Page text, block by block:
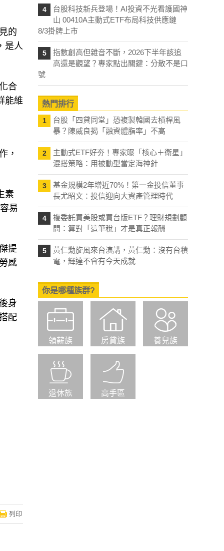
的
是人
合
能維
，
素
易
提
感
身
配
列印
4
台股科技新兵登場！AI投資不光看護國神
山 00410A主動式ETF布局科技供應鏈
8/3掛牌上市
5
指數創高但雜音不斷，2026下半年該追
高還是觀望？專家點出關鍵：分散不是口
號
熱門排行
1
台股「四貸同堂」恐複製韓國去槓桿風
暴？陳威良揭「融資體脂率」不高
2
主動式ETF好夯！專家曝「核心＋衛星」
混搭策略：用被動型當定海神針
3
基金規模2年增近70%！第一金投信董事
長尤昭文：投信迎向大資產管理時代
4
複委託買美股或買台版ETF？理財規劃顧
問：算對「這筆稅」才是真正報酬
5
黃仁勳旋風來台演講，黃仁勳：沒有台積
電，輝達不會有今天成就
你是哪種族群?
領薪族 房貸族 養兒族
退休族 高手區